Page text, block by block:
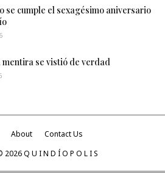
se cumple el sexagésimo aniversario
mentira se vistió de verdad
About
Contact Us
2026Q U I N D Í O P O L I S